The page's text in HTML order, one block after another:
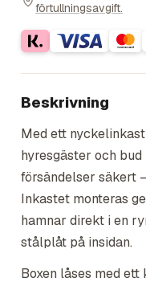
förtullningsavgift.
Beskrivning
Med ett
hyresgäster och
försändelser säkert
Inkastet monteras
hamnar direkt i en
stålplåt på insidan.
Boxen låses med